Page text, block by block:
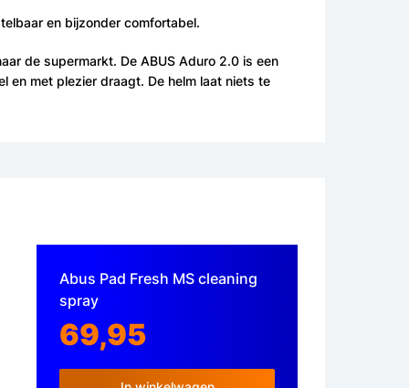
Abus Pad Fresh MS cleaning
spray
69,95
en bijzonder comfortabel.
de supermarkt. De ABUS Aduro 2.0 is een
en met plezier draagt. De helm laat niets te